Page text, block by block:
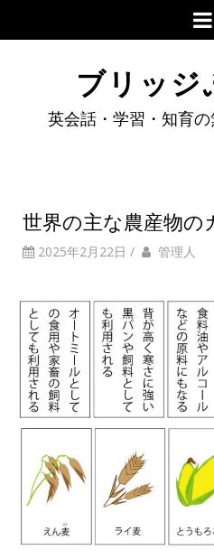
ブリッジ
英会話・学習・知育
世界の主な農産物の
2025年2月22日 / 管理人